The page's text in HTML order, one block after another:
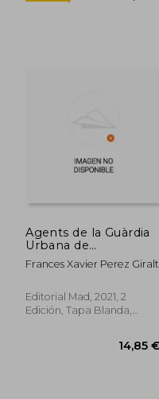
Agents de la Guàrdia
Urbana de
L’Ajuntament de
Barcelona. Prova de
Frances Xavier Perez Giralt
Editorial Mad, 2021, 2
Edición, Tapa Blanda,